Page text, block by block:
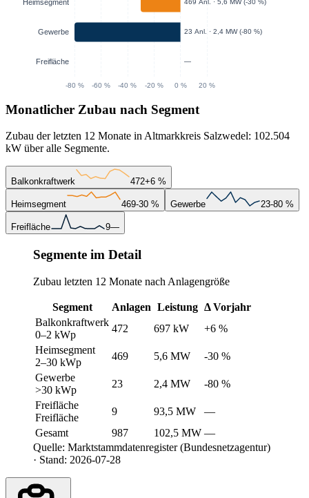
Monatlicher Zubau nach Segment
Zubau der letzten 12 Monate in Altmarkkreis Salzwedel: 102.504
kW über alle Segmente.
Balkonkraftwerk 472+6 %
Heimsegment 469-30 % Gewerbe 23-80 %
Freifläche 9—
Segmente im Detail
Zubau letzten 12 Monate nach Anlagengröße
Segment Anlagen Leistung Δ Vorjahr
Balkonkraftwerk
0–2 kWp
472 697 kW
+6 %
Heimsegment
2–30 kWp
469 5,6 MW
-30 %
Gewerbe
>30 kWp
23 2,4 MW
-80 %
Freifläche
Freifläche
9 93,5 MW
—
Gesamt
987 102,5 MW —
Quelle: Marktstammdatenregister (Bundesnetzagentur)
· Stand: 2026-07-28